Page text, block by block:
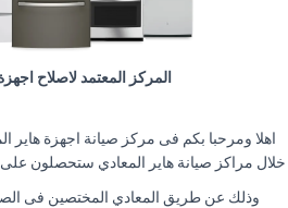
المركز المعتمد لاصلاح
اهلا ومرحبا بكم فى مركز صيانة اجهزة هاير
خلال مراكز صيانة هاير المعادي ستحصلون على
وذلك عن طريق المعادي المختصين فى